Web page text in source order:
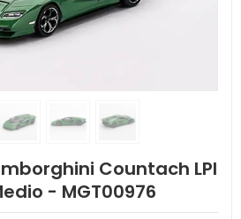
Countach LPI
- MGT00976